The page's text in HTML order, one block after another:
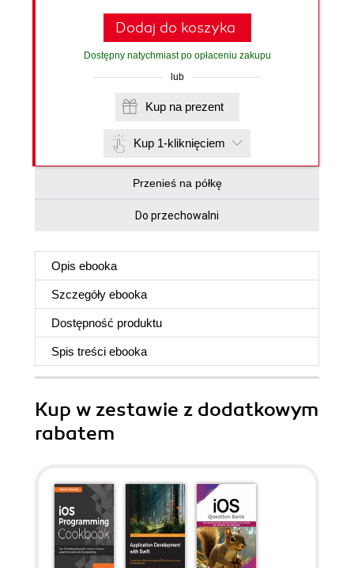
Dodaj do koszyka
Dostępny natychmiast po opłaceniu zakupu
lub
Kup na prezent
Kup 1-kliknięciem
Przenieś na półkę
Do przechowalni
Opis ebooka
Szczegóły ebooka
Dostępność produktu
Spis treści ebooka
Kup w zestawie z dodatkowym
rabatem